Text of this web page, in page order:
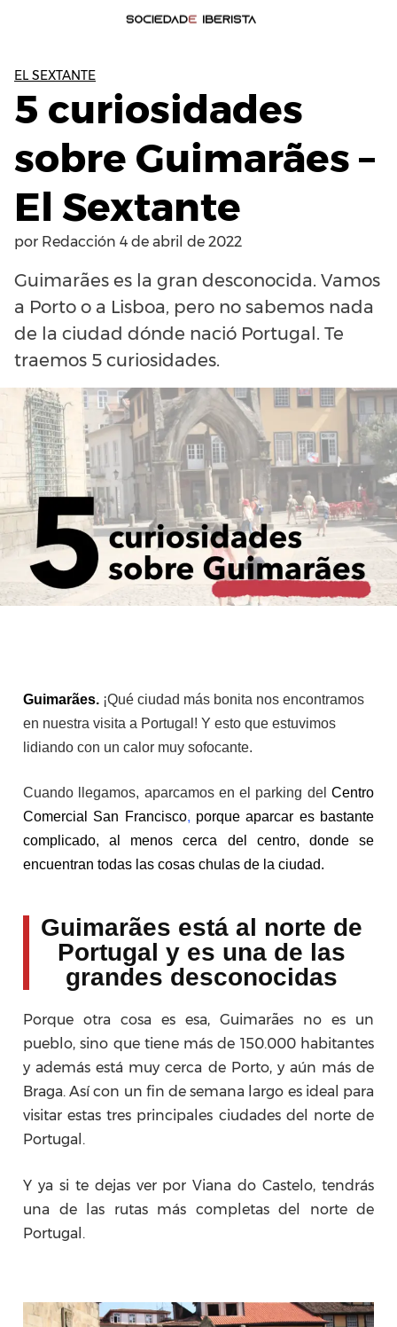
EL SEXTANTE
5 curiosidades
sobre Guimarães –
El Sextante
por Redacción 4 de abril de 2022
Guimarães es la gran desconocida. Vamos
a Porto o a Lisboa, pero no sabemos nada
de la ciudad dónde nació Portugal. Te
traemos 5 curiosidades.
Guimarães. ¡Qué ciudad más bonita nos encontramos
en nuestra visita a Portugal! Y esto que estuvimos
lidiando con un calor muy sofocante.
Cuando llegamos, aparcamos en el parking del Centro
Comercial San Francisco, porque aparcar es bastante
complicado, al menos cerca del centro, donde se
encuentran todas las cosas chulas de la ciudad.
Guimarães está al norte de
Portugal y es una de las
grandes desconocidas
Porque otra cosa es esa, Guimarães no es un
pueblo, sino que tiene más de 150.000 habitantes
y además está muy cerca de Porto, y aún más de
Braga. Así con un fin de semana largo es ideal para
visitar estas tres principales ciudades del norte de
Portugal.
Y ya si te dejas ver por Viana do Castelo, tendrás
una de las rutas más completas del norte de
Portugal.